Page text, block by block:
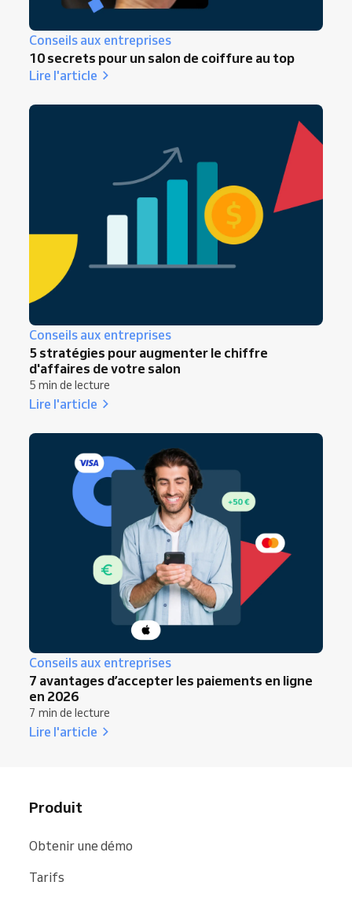
Conseils aux entreprises
10 secrets pour un salon de coiffure au top
Lire l'article
Conseils aux entreprises
5 stratégies pour augmenter le chiffre
d'affaires de votre salon
5 min de lecture
Lire l'article
Conseils aux entreprises
7 avantages d’accepter les paiements en ligne
en 2026
7 min de lecture
Lire l'article
Produit
Obtenir une démo
Tarifs